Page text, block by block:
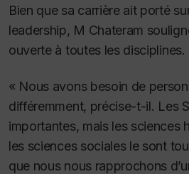
Bien que sa carrière ait porté
leadership, M Chateram
ouverte à toutes les disciplines.
« Nous avons besoin de
différemment, précise-t-il. Les
importantes, mais les sciences
les sciences sociales le sont
que nous nous rapprochons